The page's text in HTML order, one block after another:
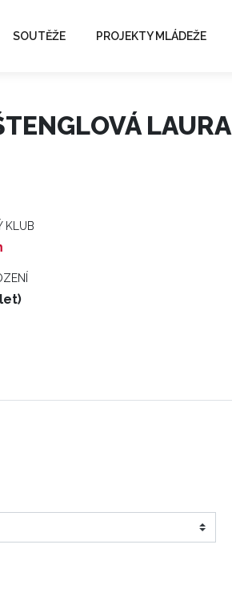
SOUTĚŽE PROJEKTY MLÁDEŽE
LAURA
KLUB
let)